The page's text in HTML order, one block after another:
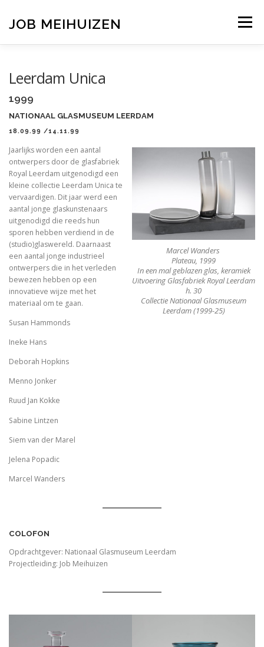
JOB MEIHUIZEN Menu
Leerdam Unica
1999
NATIONAAL GLASMUSEUM LEERDAM
18.09.99 /14.11.99
Marcel Wanders
Plateau, 1999
In een mal geblazen glas, keramiek
Uitvoering Glasfabriek Royal Leerdam
h. 30
Collectie Nationaal Glasmuseum
Leerdam (1999-25)
Jaarlijks worden een aantal
ontwerpers door de glasfabriek
Royal Leerdam uitgenodigd een
kleine collectie Leerdam Unica te
vervaardigen. Dit jaar werd een
aantal jonge glaskunstenaars
uitgenodigd die reeds hun
sporen hebben verdiend in de
(studio)glaswereld. Daarnaast
een aantal jonge industrieel
ontwerpers die in het verleden
bewezen hebben op een
innovatieve wijze met het
materiaal om te gaan.
Susan Hammonds
Ineke Hans
Deborah Hopkins
Menno Jonker
Ruud Jan Kokke
Sabine Lintzen
Siem van der Marel
Jelena Popadic
Marcel Wanders
COLOFON
Opdrachtgever: Nationaal Glasmuseum Leerdam
Projectleiding: Job Meihuizen